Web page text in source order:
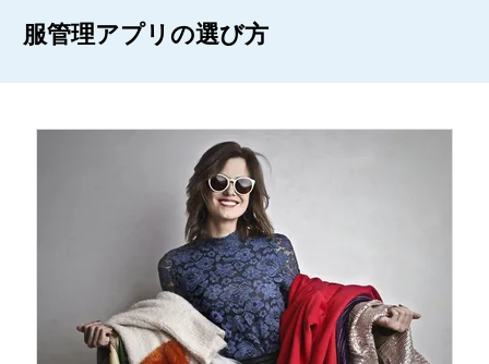
服管理アプリの選び方